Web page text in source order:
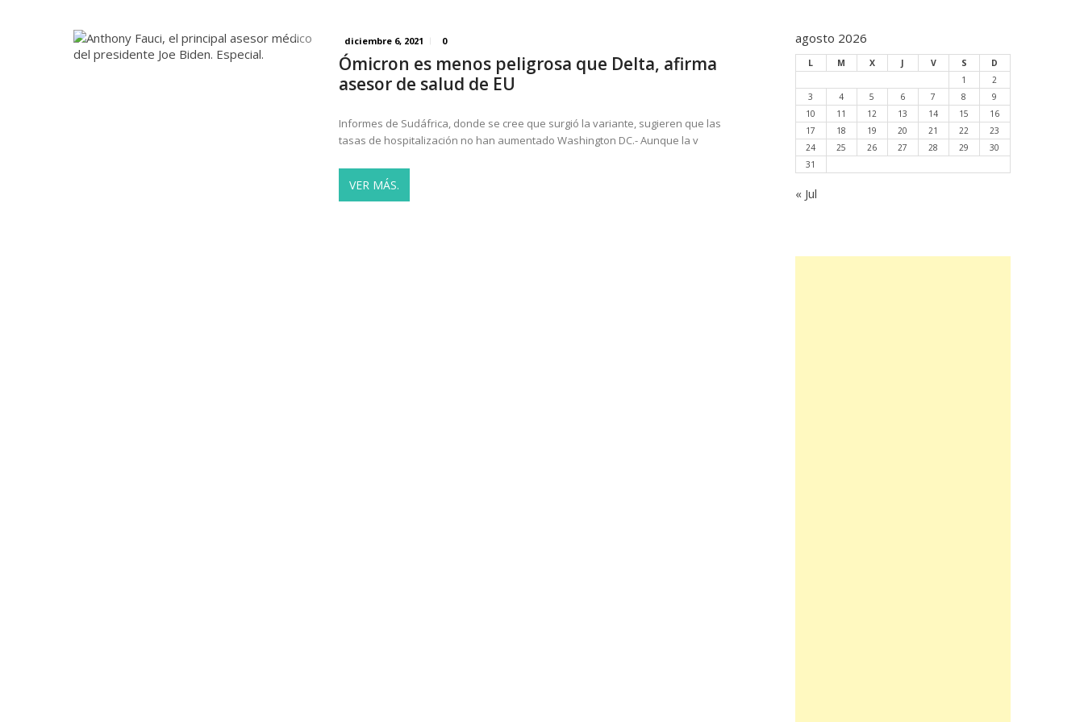
diciembre 6, 2021 0
Ómicron es menos peligrosa que Delta, afirma
asesor de salud de EU
Informes de Sudáfrica, donde se cree que surgió la variante, sugieren que las
tasas de hospitalización no han aumentado Washington DC.- Aunque la v
VER MÁS.
agosto 2026
L M X J V S
D
1
2
3
4 5 6 7 8
9
10
11 12 13 14 15
16
17
18 19 20 21 22
23
24
25 26 27 28 29
30
31
« Jul